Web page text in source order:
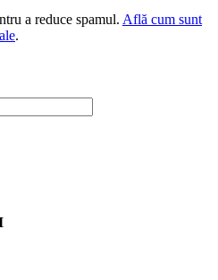
a reduce spamul. Află cum sunt
.